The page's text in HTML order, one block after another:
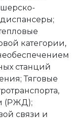
категории,
станций
Тяговые
(РЖД);
связи и